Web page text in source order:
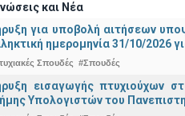
και Νέα
για υποβολή αιτήσεων
ημερομηνία 31/10/2026
Σπουδές #Σπουδές
εισαγωγής πτυχιούχων
Υπολογιστών του